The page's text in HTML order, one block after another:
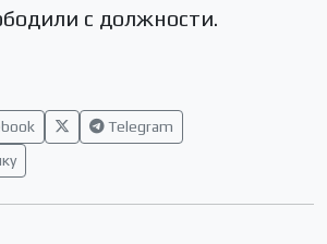
с должности.
Telegram